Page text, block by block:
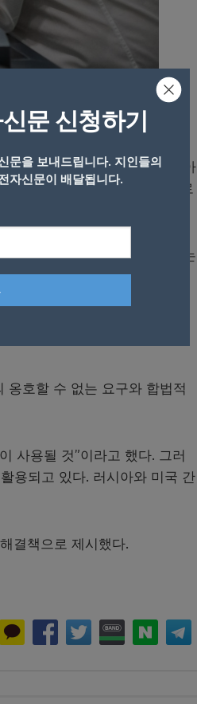
피할 수 없다”고 말했다.
인 19일(현지시간) 최근 러시아
군의 국경 투입은 어떤 것으로
일이 일어나기를 원하지 않는
여부를 카수스 벨리(전쟁의
옹호할 수 없는 요구와 합법적
사용될 것”이라고 했다. 그러
용되고 있다. 러시아와 미국 간
결책으로 제시했다.
문 신청하기
문을 보내드립니다. 지인들의
자신문이 배달됩니다.